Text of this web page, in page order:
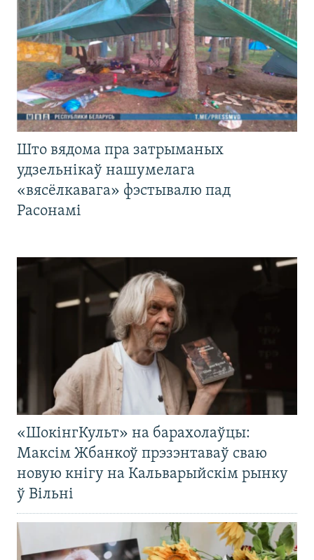
Што вядома пра затрыманых
удзельнікаў нашумелага
«вясёлкавага» фэстывалю пад
Расонамі
«ШокінгКульт» на барахолаўцы:
Максім Жбанкоў прэзэнтаваў сваю
новую кнігу на Кальварыйскім рынку
ў Вільні